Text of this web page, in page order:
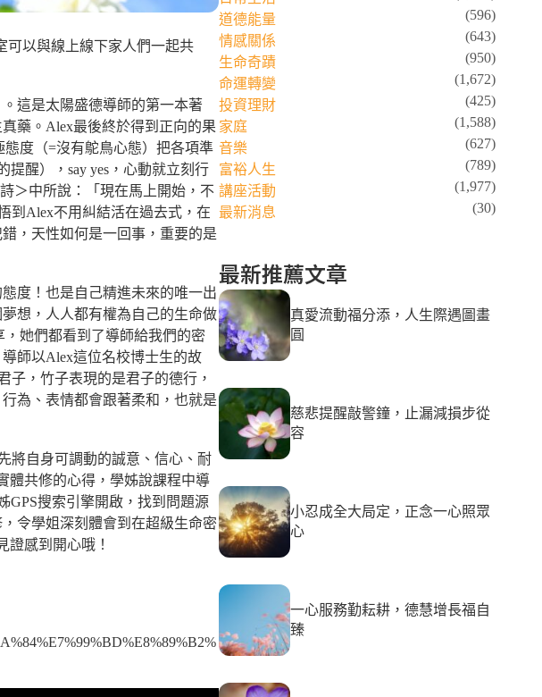
可以與線上線下家人們一起共
這是太陽盛德導師的第一本著
藥。Alex最後終於得到正向的果
度（=沒有鴕鳥心態）把各項準
醒），say yes，心動就立刻行
＞中所說：「現在馬上開始，不
到Alex不用糾結活在過去式，在
，天性如何是一回事，重要的是
度！也是自己精進未來的唯一出
想，人人都有權為自己的生命做
她們都看到了導師給我們的密
師以Alex這位名校博士生的故
子，竹子表現的是君子的德行，
為、表情都會跟著柔和，也就是
將自身可調動的誠意、信心、耐
體共修的心得，學姊說課程中導
GPS搜索引擎開啟，找到問題源
令學姐深刻體會到在超級生命密
證感到開心哦！
道德能量
(596)
情感關係
(643)
生命奇蹟
(950)
命運轉變
(1,672)
投資理財
(425)
家庭
(1,588)
音樂
(627)
富裕人生
(789)
講座活動
(1,977)
最新消息
(30)
最新推薦文章
真愛流動福分添，人生際遇圖畫
圓
慈悲提醒敲警鐘，止漏減損步從
容
小忍成全大局定，正念一心照眾
心
一心服務勤耘耕，德慧增長福自
臻